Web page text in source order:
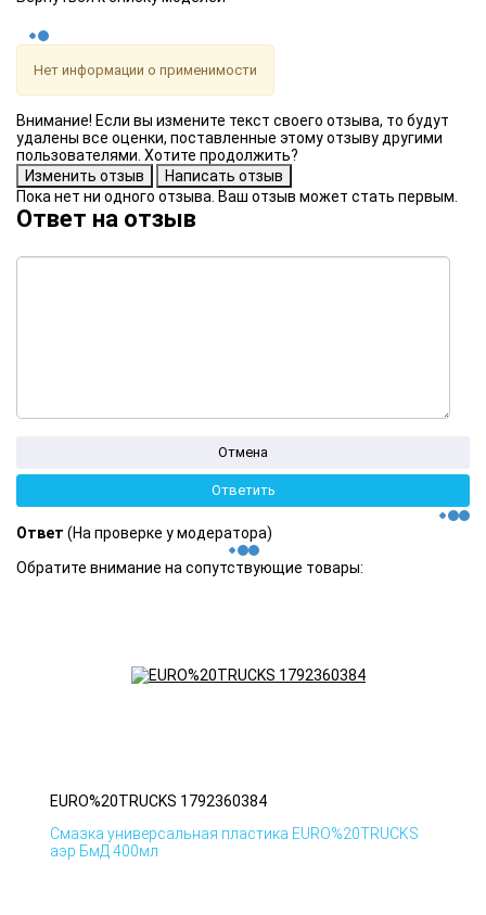
Нет информации о применимости
Внимание! Если вы измените текст своего отзыва, то будут
удалены все оценки, поставленные этому отзыву другими
пользователями. Хотите продолжить?
Пока нет ни одного отзыва. Ваш отзыв может стать первым.
Ответ на отзыв
Ответ (На проверке у модератора)
Обратите внимание на сопутствующие товары:
EURO%20TRUCKS 1792360384
Смазка универсальная пластика EURO%20TRUCKS
аэр БмД 400мл